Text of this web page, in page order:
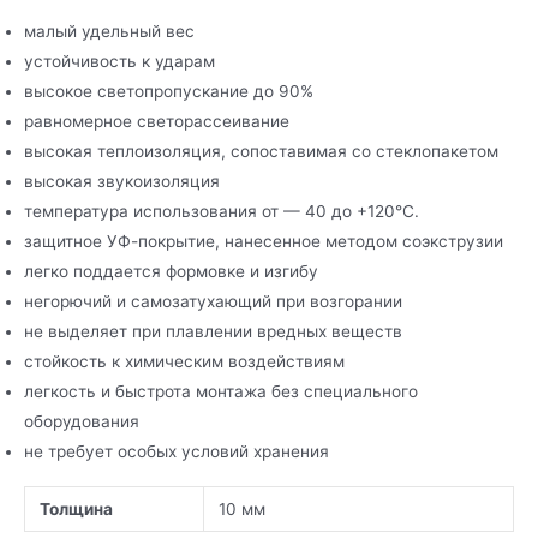
малый удельный вес
устойчивость к ударам
высокое светопропускание до 90%
равномерное светорассеивание
высокая теплоизоляция, сопоставимая со стеклопакетом
высокая звукоизоляция
температура использования от — 40 до +120°С.
защитное УФ-покрытие, нанесенное методом соэкструзии
легко поддается формовке и изгибу
негорючий и самозатухающий при возгорании
не выделяет при плавлении вредных веществ
стойкость к химическим воздействиям
легкость и быстрота монтажа без специального
оборудования
не требует особых условий хранения
Толщина 10 мм